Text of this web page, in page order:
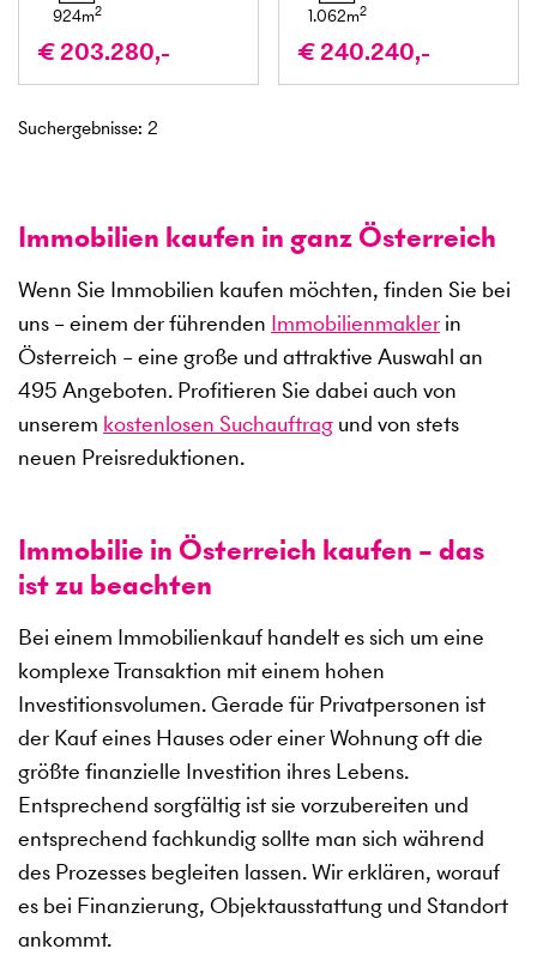
924m2
€ 203.280,-
1.062m2
€ 240.240,-
Suchergebnisse: 2
Immobilien kaufen in ganz Österreich
Wenn Sie Immobilien kaufen möchten, finden Sie bei
uns – einem der führenden Immobilienmakler in
Österreich – eine große und attraktive Auswahl an
495 Angeboten. Profitieren Sie dabei auch von
unserem kostenlosen Suchauftrag und von stets
neuen Preisreduktionen.
Immobilie in Österreich kaufen – das
ist zu beachten
Bei einem Immobilienkauf handelt es sich um eine
komplexe Transaktion mit einem hohen
Investitionsvolumen. Gerade für Privatpersonen ist
der Kauf eines Hauses oder einer Wohnung oft die
größte finanzielle Investition ihres Lebens.
Entsprechend sorgfältig ist sie vorzubereiten und
entsprechend fachkundig sollte man sich während
des Prozesses begleiten lassen. Wir erklären, worauf
es bei Finanzierung, Objektausstattung und Standort
ankommt.